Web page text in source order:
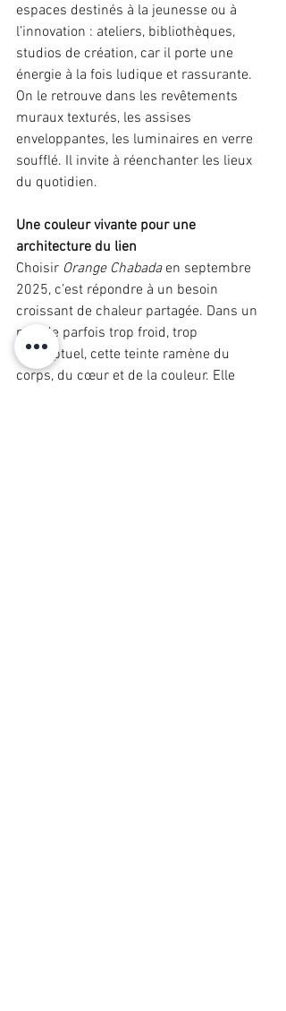
espaces destinés à la jeunesse ou à
l’innovation : ateliers, bibliothèques,
studios de création, car il porte une
énergie à la fois ludique et rassurante.
On le retrouve dans les revêtements
muraux texturés, les assises
enveloppantes, les luminaires en verre
soufflé. Il invite à réenchanter les lieux
du quotidien.
Une couleur vivante pour une
architecture du lien
Choisir Orange Chabada en septembre
2025, c’est répondre à un besoin
croissant de chaleur partagée. Dans un
monde parfois trop froid, trop
conceptuel, cette teinte ramène du
corps, du cœur et de la couleur. Elle